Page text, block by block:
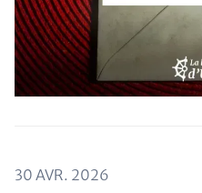
30 AVR. 2026